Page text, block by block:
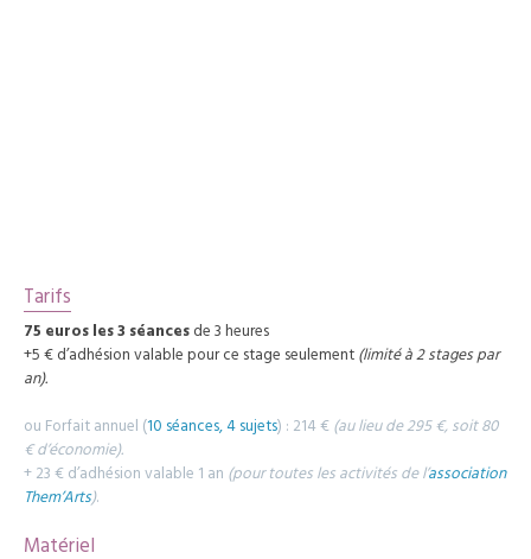
Tarifs
75 euros les 3 séancesde 3 heures
+5 € d’adhésion valable pour ce stage seulement(limité à 2 stages par
an).
ou Forfait annuel (10 séances, 4 sujets) : 214 € (au lieu de 295 €, soit 80
€ d’économie).
+ 23 € d’adhésion valable 1 an (pour toutes les activités de l’association
Them’Arts).
Matériel